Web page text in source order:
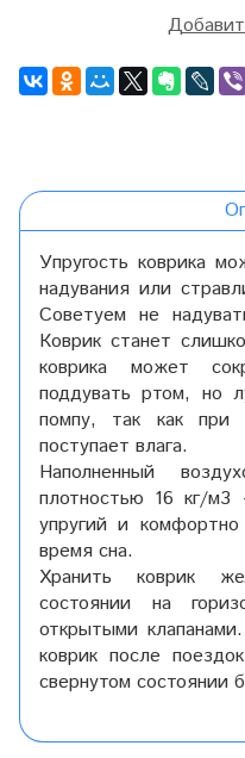
Упругость коврика
надувания или
Советуем не
Коврик станет
коврика может
поддувать ртом, но
помпу, так как при
поступает влага.
Наполненный
плотностью 16 кг/м3
упругий и
время сна.
Хранить коврик
состоянии на
открытыми
коврик после
свернутом состоянии